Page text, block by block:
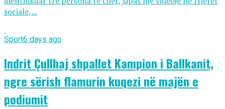
sociale,...
Sport6 days ago
Indrit Çullhaj shpallet Kampion i Ballkanit,
ngre sërish flamurin kuqezi në majën e
podiumit